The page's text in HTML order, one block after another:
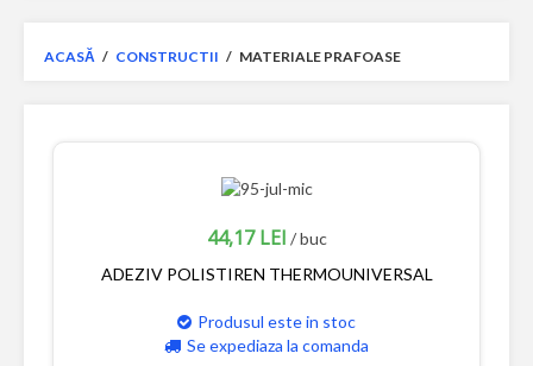
ACASĂ / CONSTRUCTII / MATERIALE PRAFOASE
44,17 LEI / buc
ADEZIV POLISTIREN THERMOUNIVERSAL
Produsul este in stoc
Se expediaza la comanda